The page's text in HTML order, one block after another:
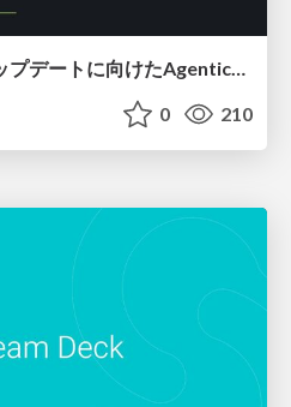
LLMリーダーボードアップデートに向けたAgentic Math_SWEのトレースについて
0 210